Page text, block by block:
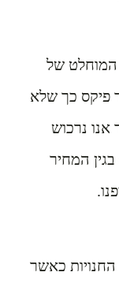
המוחלט של
פיקס כך שלא
נרכוש
המחיר
כאשר